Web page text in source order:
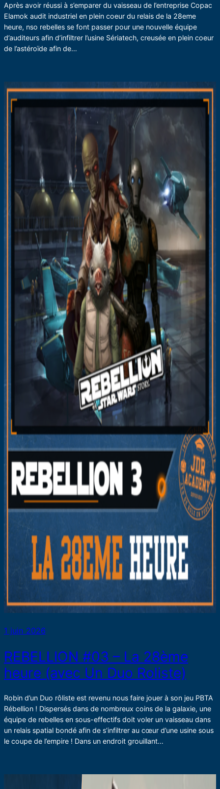
Après avoir réussi à s’emparer du vaisseau de l’entreprise Copac
Elamok audit industriel en plein coeur du relais de la 28eme
heure, nso rebelles se font passer pour une nouvelle équipe
d’auditeurs afin d’infiltrer l’usine Sériatech, creusée en plein coeur
de l’astéroïde afin de…
1 juin 2026
REBELLION #03 – La 28ème
heure (avec Un Duo Roliste)
Robin d’un Duo rôliste est revenu nous faire jouer à son jeu PBTA
Rébellion ! Dispersés dans de nombreux coins de la galaxie, une
équipe de rebelles en sous-effectifs doit voler un vaisseau dans
un relais spatial bondé afin de s’infiltrer au cœur d’une usine sous
le coupe de l’empire ! Dans un endroit grouillant…